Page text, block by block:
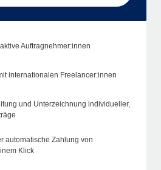
Auftragnehmer:innen
internationalen Freelancer:innen
und Unterzeichnung individueller,
automatische Zahlung von
Klick